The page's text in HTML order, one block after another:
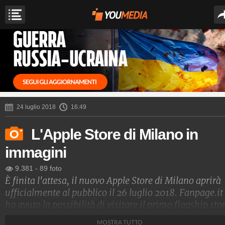
24 luglio 2018 16:49
L'Apple Store di Milano in
immagini
9.381 - 89 foto
È finita l'attesa, il nuovo Apple Store di Milano aprirà
ufficialmente al pubblico il 26 luglio 2018. Fanpage.it
ha avuto la possibilità di visitare il primo flagship
MOSTRA TUTTO